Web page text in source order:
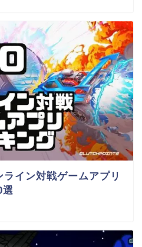
ライン対戦ゲームアプリ
選